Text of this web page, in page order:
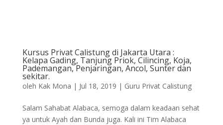
Kursus Privat Calistung di Jakarta Utara :
Kelapa Gading, Tanjung Priok, Cilincing, Koja,
Pademangan, Penjaringan, Ancol, Sunter dan
sekitar.
oleh Kak Mona | Jul 18, 2019 | Guru Privat Calistung
Salam Sahabat Alabaca, semoga dalam keadaan sehat
ya untuk Ayah dan Bunda juga. Kali ini Tim Alabaca